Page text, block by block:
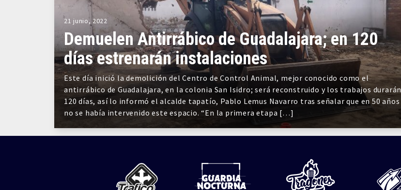
21 junio, 2022
Demuelen Antirrábico de Guadalajara; en 120
días estrenarán instalaciones
Este día inició la demolición del Centro de Control Animal, mejor conocido como el
antirrábico de Guadalajara, en la colonia San Isidro; será reconstruido y los trabajos durarán
120 días, así lo informó el alcalde tapatío, Pablo Lemus Navarro tras señalar que en 50 años
no se había intervenido este espacio. “En la primera etapa […]